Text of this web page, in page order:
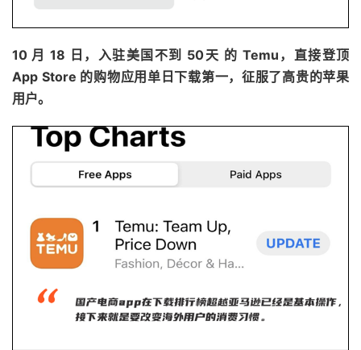
10 月 18 日，入驻美国不到 50天 的 Temu，直接登顶
App Store 的购物应用单日下载第一，征服了高贵的苹果
用户。